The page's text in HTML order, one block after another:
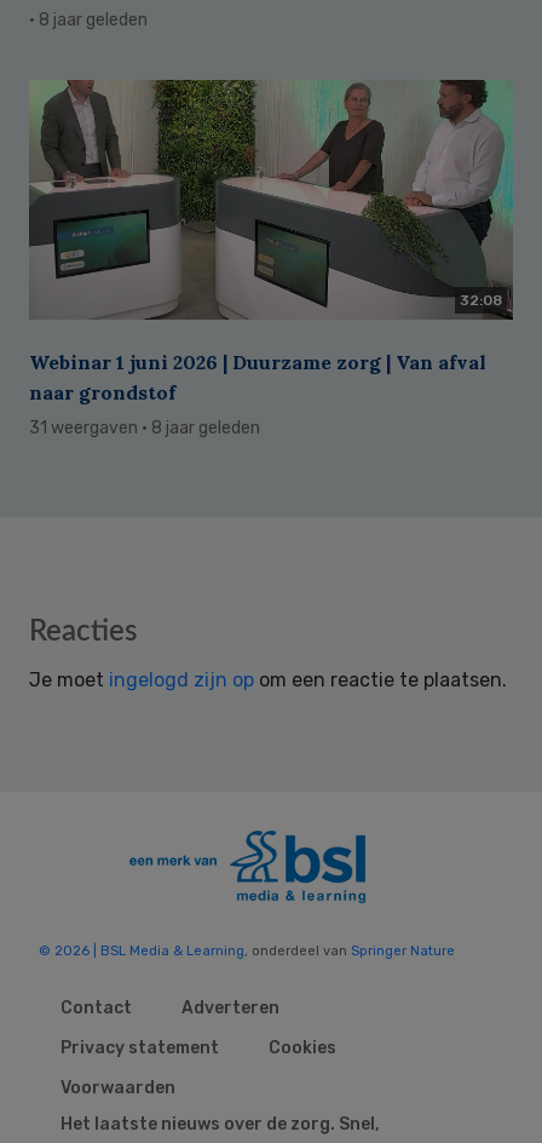
· 8 jaar geleden
32:08
Webinar 1 juni 2026 | Duurzame zorg | Van afval
naar grondstof
31 weergaven · 8 jaar geleden
Reader
Reacties
Je moet ingelogd zijn op om een reactie te plaatsen.
© 2026 | BSL Media & Learning, onderdeel van Springer Nature
Contact
Adverteren
Privacy statement
Cookies
Voorwaarden
Het laatste nieuws over de zorg. Snel,